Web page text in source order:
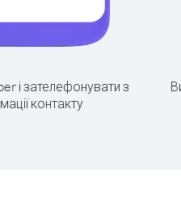
і зателефонувати з
контакту